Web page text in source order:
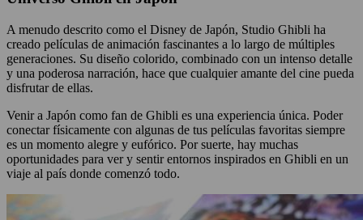
A menudo descrito como el Disney de Japón, Studio Ghibli ha
creado películas de animación fascinantes a lo largo de múltiples
generaciones. Su diseño colorido, combinado con un intenso detalle
y una poderosa narración, hace que cualquier amante del cine pueda
disfrutar de ellas.
Venir a Japón como fan de Ghibli es una experiencia única. Poder
conectar físicamente con algunas de tus películas favoritas siempre
es un momento alegre y eufórico. Por suerte, hay muchas
oportunidades para ver y sentir entornos inspirados en Ghibli en un
viaje al país donde comenzó todo.